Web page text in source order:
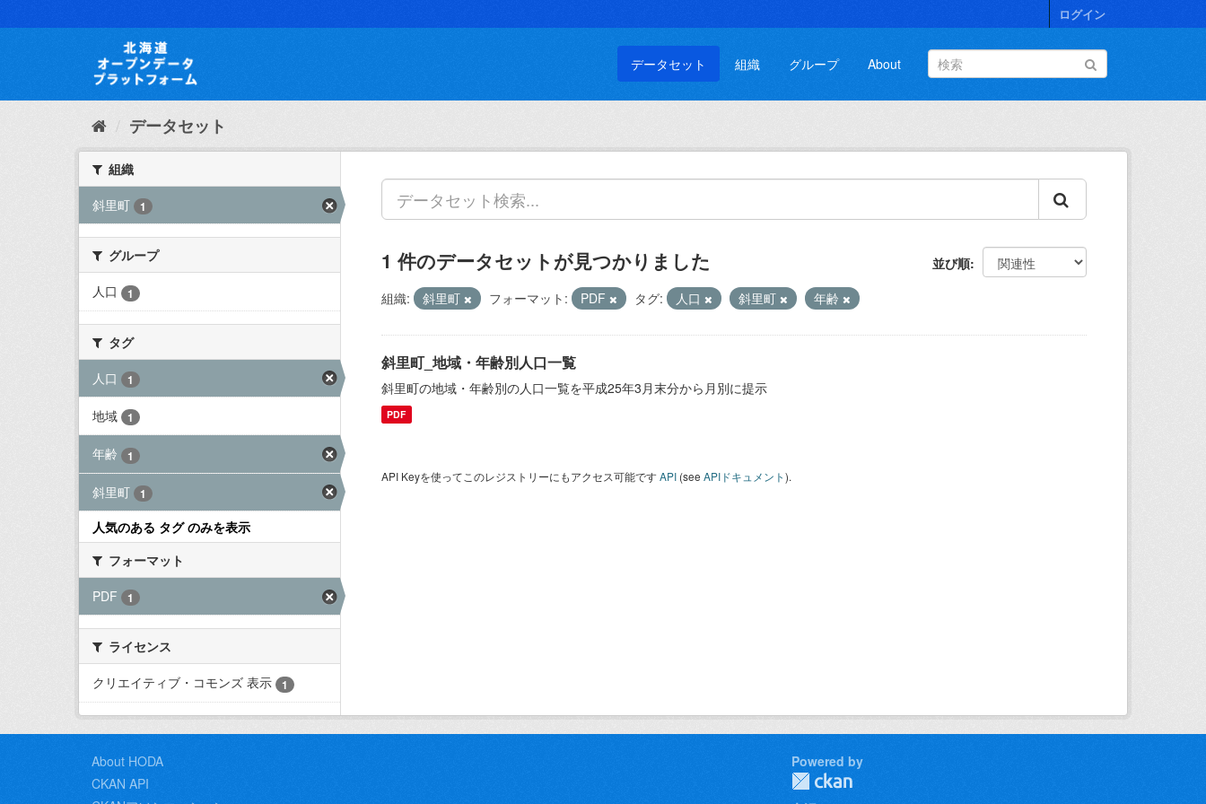
キ
て
ログイン
データセット 組織 グループ About
データセット
組織
斜里町
1
グループ
人口
1
タグ
人口
1
地域 1
年齢 1
斜里町 1
人気のある タグ のみを表示
フォーマット
PDF
1
ライセンス
クリエイティブ・コモンズ 表示
1
並び順
1 件のデータセットが見つかりました
組織: 斜里町 フォーマット: PDF タグ: 人口 斜里町 年齢
斜里町_地域・年齢別人口一覧
斜里町の地域・年齢別の人口一覧を平成25年3月末分から月別に提示
PDF
API Keyを使ってこのレジストリーにもアクセス可能ですAPI (see APIドキュメント).
About HODA
CKAN API
Powered by